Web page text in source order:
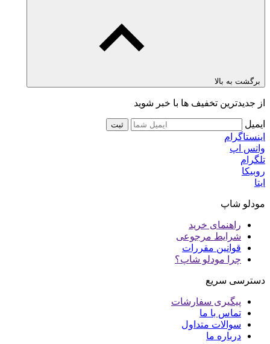
برگشت به بالا
از جدیدترین تخفیف ها با خبر شوید
ایمیل ثبت
اینستاگرام
واتس اپ
تلگرام
روبیکا
ایتا
مودلو شاپ
راهنمای خرید
شرایط مرجوعی
قوانین مقررات
چرا مودلو شاپ؟
دسترسی سریع
پیگیری سفارشات
تماس با ما
سوالات متداول
درباره ما